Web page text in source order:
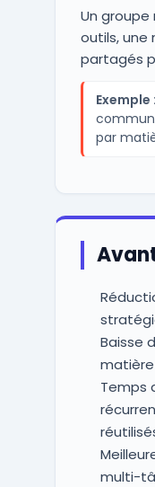
Un
outils,
partagés
Exemple :
par
Baisse
Temps
multi-